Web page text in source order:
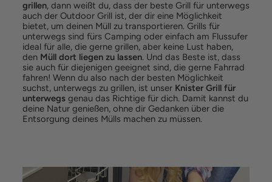
grillen, dann weißt du, dass der beste Grill für unterwegs
auch der Outdoor Grill ist, der dir eine Möglichkeit
bietet, um deinen Müll zu transportieren. Grills für
unterwegs sind fürs Camping oder einfach am Flussufer
ideal für alle, die gerne grillen, aber keine Lust haben,
den Müll dort liegen zu lassen. Und das Beste ist, dass
sie auch für diejenigen geeignet sind, die gerne Fahrrad
fahren! Wenn du also nach der besten Möglichkeit
suchst, unterwegs zu grillen, ist unser Knister Grill für
unterwegs genau das Richtige für dich. Damit kannst du
deine Natur genießen, ohne dir Gedanken über die
Entsorgung deines Mülls machen zu müssen.